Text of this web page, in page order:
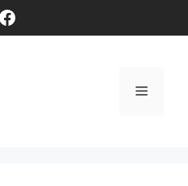
Facebook
Menú